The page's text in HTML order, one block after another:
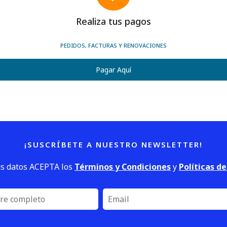
Realiza tus pagos
PEDIDOS, FACTURAS Y RENOVACIONES
Pagar Aquí
¡SUSCRÍBETE A NUESTRO NEWSLETTER!
datos ACEPTA los Términos y Condicionesy Políticas